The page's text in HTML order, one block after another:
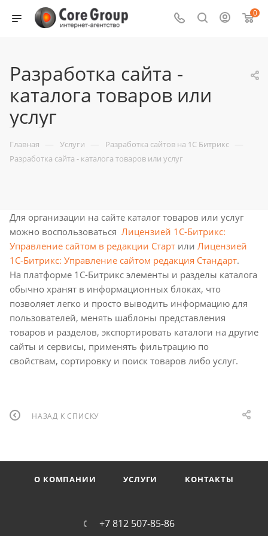
0
Разработка сайта -
каталога товаров или
услуг
Главная — Услуги — Разработка сайтов на 1С Битрикс —
Разработка сайта - каталога товаров или услуг
Для организации на сайте каталог товаров или услуг
можно воспользоваться Лицензией 1С-Битрикс:
Управление сайтом в редакции Старт или Лицензией
1С-Битрикс: Управление сайтом редакция Стандарт.
На платформе 1С-Битрикс элементы и разделы каталога
обычно хранят в информационных блоках, что
позволяет легко и просто выводить информацию для
пользователей, менять шаблоны представления
товаров и разделов, экспортировать каталоги на другие
сайты и сервисы, применять фильтрацию по
свойствам, сортировку и поиск товаров либо услуг.
НАЗАД К СПИСКУ
О КОМПАНИИ УСЛУГИ КОНТАКТЫ
+7 812 507-85-86